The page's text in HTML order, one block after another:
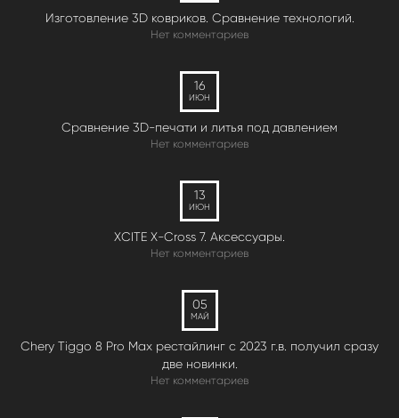
Изготовление 3D ковриков. Сравнение технологий.
Нет комментариев
16
ИЮН
Сравнение 3D-печати и литья под давлением
Нет комментариев
13
ИЮН
XCITE X-Cross 7. Аксессуары.
Нет комментариев
05
МАЙ
Chery Tiggo 8 Pro Max рестайлинг с 2023 г.в. получил сразу
две новинки.
Нет комментариев